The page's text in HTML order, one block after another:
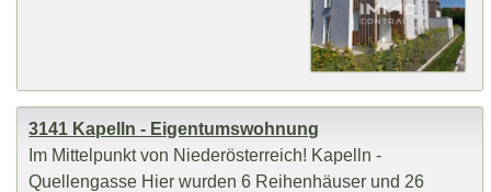
3141 Kapelln - Eigentumswohnung
Im Mittelpunkt von Niederösterreich! Kapelln -
Quellengasse Hier wurden 6 Reihenhäuser und 26